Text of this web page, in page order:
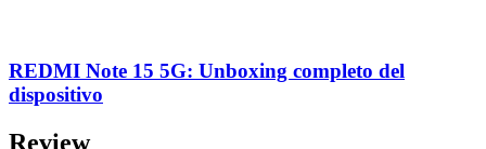
REDMI Note 15 5G: Unboxing completo del
dispositivo
Review